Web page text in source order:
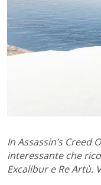
In Assassin’s Creed
interessante che
Excalibur e Re Artù.